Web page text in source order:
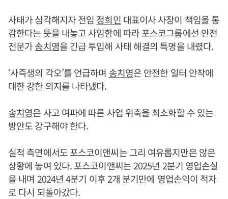
사태가 심각해지자 전임 정희민 대표이사 사장이 책임을 통
감한다는 뜻을 내놓고 사임함에 따라 포스코그룹에선 안전
전문가송치영을 긴급 투입해 사태 해결의 특명을 내렸다.
‘사즉생의 각오’를 언급하며 송치영은 안전한 일터 안착에
대한 강한 의지를 나타냈다.
송치영은 사고 여파에 따른 사업 위축을 최소화할 수 있는
방안도 강구해야 한다.
실적 측면에서도 포스코이앤씨는 그리 여유롭지만은 않은
상황에 놓여 있다. 포스코이앤씨는 2025년 2분기 영업손실
을 내며 2024년 4분기 이후 2개 분기만에 영업손익이 적자
로 다시 되돌아갔다.